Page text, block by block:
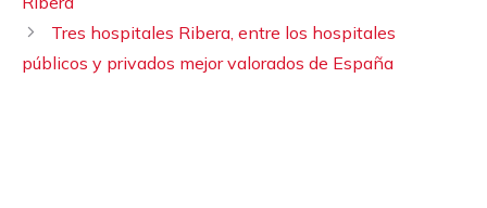
Tres hospitales Ribera, entre los hospitales
públicos y privados mejor valorados de España